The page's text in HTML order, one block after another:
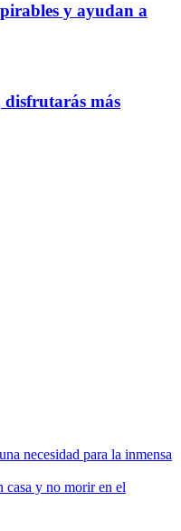
y ayudan a
disfrutarás más
necesidad para la inmensa
casa y no morir en el